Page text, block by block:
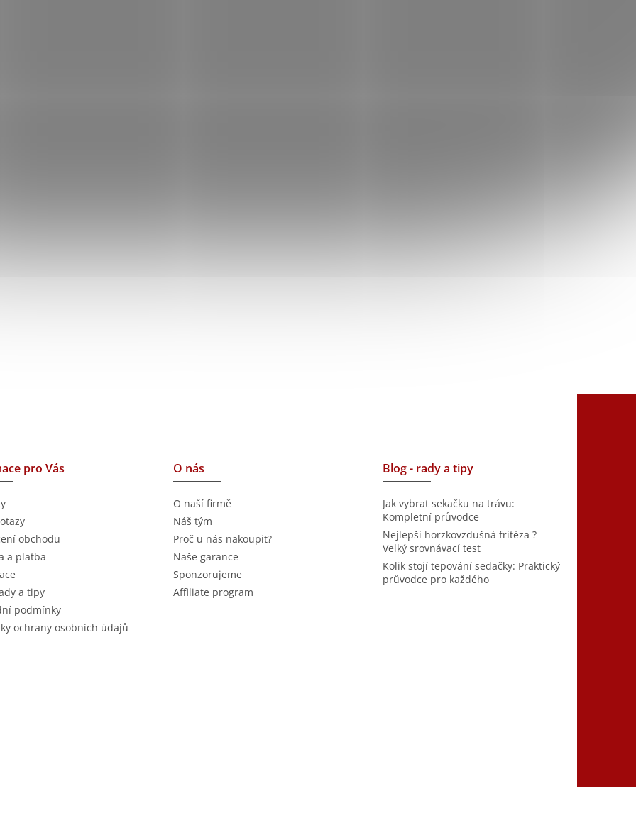
pro Vás
obchodu
a platba
a tipy
podmínky
ochrany osobních údajů
O nás
O naší firmě
Náš tým
Proč u nás nakoupit?
Naše garance
Sponzorujeme
Affiliate program
Blog - rady a tipy
Jak vybrat sekačku na trávu:
Kompletní průvodce
Nejlepší horzkovzdušná fritéza ?
Velký srovnávací test
Kolik stojí tepování sedačky: Praktický
průvodce pro každého
Vytvořil Shoptet